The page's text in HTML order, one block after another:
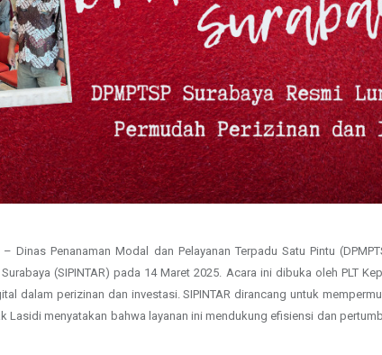
– Dinas Penanaman Modal dan Pelayanan Terpadu Satu Pintu
(SIPINTAR) pada 14 Maret 2025. Acara ini dibuka oleh PLT
dalam perizinan dan investasi. SIPINTAR dirancang untuk
Lasidi menyatakan bahwa layanan ini mendukung efisiensi dan